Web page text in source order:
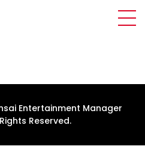
Entertainment Manager
Reserved.